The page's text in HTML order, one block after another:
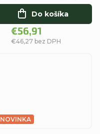
€46,27 bez DPH
€56,91
Do košíka
NOVINKA